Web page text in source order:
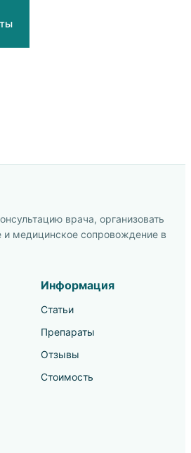
врача, организовать
и медицинское сопровождение в
Информация
Статьи
Препараты
Отзывы
Стоимость